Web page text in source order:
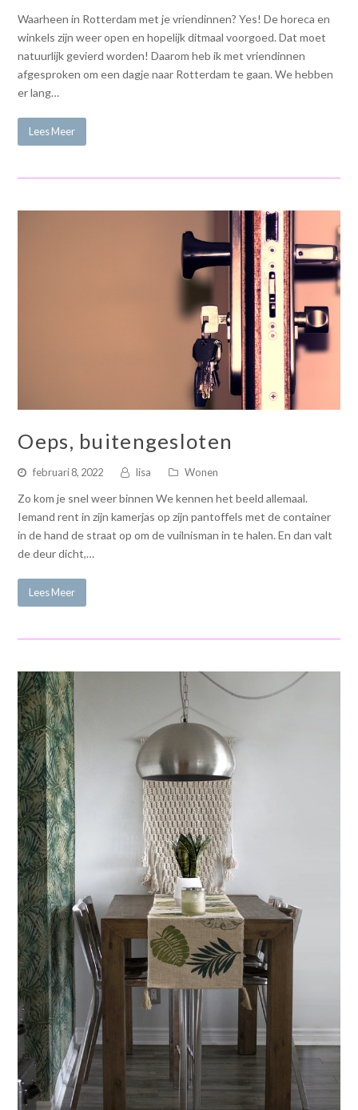
Waarheen in Rotterdam met je vriendinnen? Yes! De horeca en
winkels zijn weer open en hopelijk ditmaal voorgoed. Dat moet
natuurlijk gevierd worden! Daarom heb ik met vriendinnen
afgesproken om een dagje naar Rotterdam te gaan. We hebben
er lang…
Lees Meer
Oeps, buitengesloten
februari 8, 2022 lisa Wonen
Zo kom je snel weer binnen We kennen het beeld allemaal.
Iemand rent in zijn kamerjas op zijn pantoffels met de container
in de hand de straat op om de vuilnisman in te halen. En dan valt
de deur dicht,…
Lees Meer